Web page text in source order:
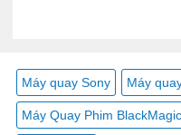
Máy quay Sony Máy
Máy Quay Phim BlackMagic